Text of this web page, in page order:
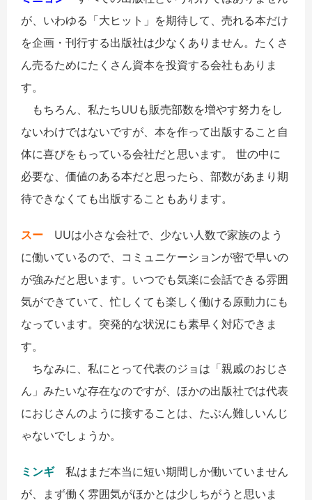
が、いわゆる「大ヒット」を期待して、売れる本だけ
を企画・刊行する出版社は少なくありません。たくさ
ん売るためにたくさん資本を投資する会社もありま
す。
もちろん、私たちUUも販売部数を増やす努力をし
ないわけではないですが、本を作って出版すること自
体に喜びをもっている会社だと思います。 世の中に
必要な、価値のある本だと思ったら、部数があまり期
待できなくても出版することもあります。
スー UUは小さな会社で、少ない人数で家族のよう
に働いているので、コミュニケーションが密で早いの
が強みだと思います。いつでも気楽に会話できる雰囲
気ができていて、忙しくても楽しく働ける原動力にも
なっています。突発的な状況にも素早く対応できま
す。
ちなみに、私にとって代表のジョは「親戚のおじさ
ん」みたいな存在なのですが、ほかの出版社では代表
におじさんのように接することは、たぶん難しいんじ
ゃないでしょうか。
ミンギ私はまだ本当に短い期間しか働いていません
が、まず働く雰囲気がほかとは少しちがうと思いま